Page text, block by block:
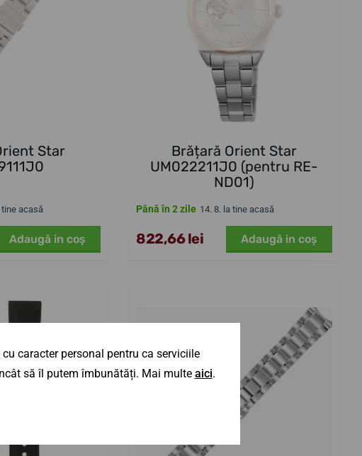
Star
tine acasă
Adaugă in coş
Brățară Orient Star
UM022211J0 (pentru RE-
ND01)
Până în 2 zile 14. 8. la tine acasă
822,66 lei Adaugă in coş
caracter personal pentru ca serviciile
să îl putem îmbunătăți. Mai multe aici.